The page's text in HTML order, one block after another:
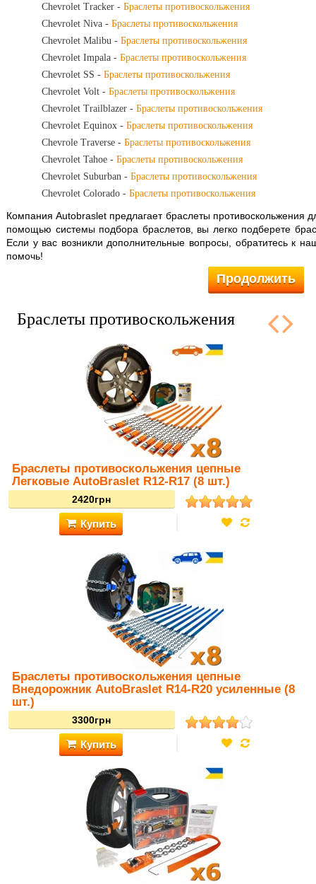
Chevrolet Tracker - Браслеты противоскольжения
Chevrolet Niva - Браслеты противоскольжения
Chevrolet Malibu - Браслеты противоскольжения
Chevrolet Impala - Браслеты противоскольжения
Chevrolet SS - Браслеты противоскольжения
Chevrolet Volt - Браслеты противоскольжения
Chevrolet Trailblazer - Браслеты противоскольжения
Chevrolet Equinox - Браслеты противоскольжения
Chevrole Traverse - Браслеты противоскольжения
Chevrolet Tahoe - Браслеты противоскольжения
Chevrolet Suburban - Браслеты противоскольжения
Chevrolet Colorado - Браслеты противоскольжения
Компания Autobraslet предлагает браслеты противоскольжения
помощью системы подбора браслетов, вы легко подберете
Если у вас возникли дополнительные вопросы, обратитесь к
помочь!
Продолжить
Браслеты противоскольжения
Браслеты противоскольжения цепные
Легковые AutoBraslet R12-R17 (8 шт.)
Браслеты противоскольжения цепные
Внедорожник AutoBraslet R14-R20 усиленные (8
шт.)